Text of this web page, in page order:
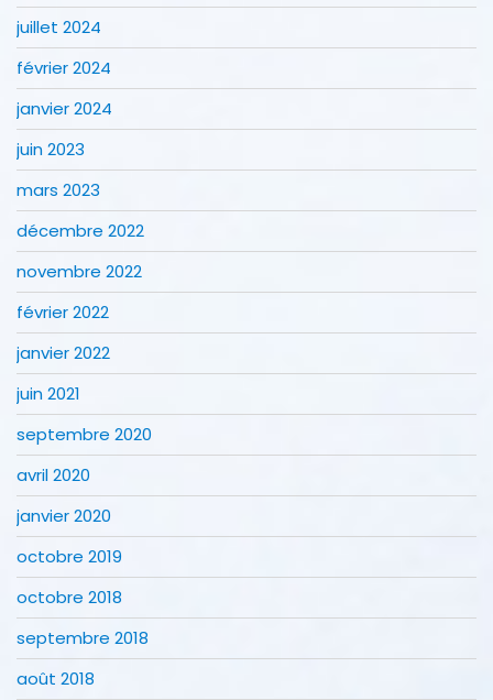
juillet 2024
février 2024
janvier 2024
juin 2023
mars 2023
décembre 2022
novembre 2022
février 2022
janvier 2022
juin 2021
septembre 2020
avril 2020
janvier 2020
octobre 2019
octobre 2018
septembre 2018
août 2018